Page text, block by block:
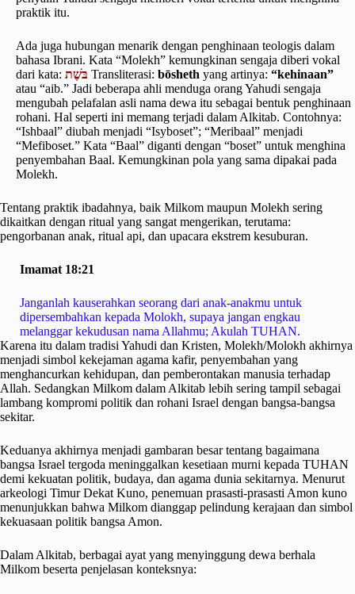
praktik itu.
Ada juga hubungan menarik dengan penghinaan teologis dalam
bahasa Ibrani. Kata “Molekh” kemungkinan sengaja diberi vokal
dari kata: בֹּשֶׁת Transliterasi: bōsheth yang artinya: “kehinaan”
atau “aib.” Jadi beberapa ahli menduga orang Yahudi sengaja
mengubah pelafalan asli nama dewa itu sebagai bentuk penghinaan
rohani. Hal seperti ini memang terjadi dalam Alkitab. Contohnya:
“Ishbaal” diubah menjadi “Isyboset”; “Meribaal” menjadi
“Mefiboset.” Kata “Baal” diganti dengan “boset” untuk menghina
penyembahan Baal. Kemungkinan pola yang sama dipakai pada
Molekh.
Tentang praktik ibadahnya, baik Milkom maupun Molekh sering
dikaitkan dengan ritual yang sangat mengerikan, terutama:
pengorbanan anak, ritual api, dan upacara ekstrem kesuburan.
Imamat 18:21
Janganlah kauserahkan seorang dari anak-anakmu untuk
dipersembahkan kepada Molokh, supaya jangan engkau
melanggar kekudusan nama Allahmu; Akulah TUHAN.
Karena itu dalam tradisi Yahudi dan Kristen, Molekh/Molokh akhirnya
menjadi simbol kekejaman agama kafir, penyembahan yang
menghancurkan kehidupan, dan pemberontakan manusia terhadap
Allah. Sedangkan Milkom dalam Alkitab lebih sering tampil sebagai
lambang kompromi politik dan rohani Israel dengan bangsa-bangsa
sekitar.
Keduanya akhirnya menjadi gambaran besar tentang bagaimana
bangsa Israel tergoda meninggalkan kesetiaan murni kepada TUHAN
demi kekuatan politik, budaya, dan agama dunia sekitarnya. Menurut
arkeologi Timur Dekat Kuno, penemuan prasasti-prasasti Amon kuno
menunjukkan bahwa Milkom dianggap pelindung kerajaan dan simbol
kekuasaan politik bangsa Amon.
Dalam Alkitab, berbagai ayat yang menyinggung dewa berhala
Milkom beserta penjelasan konteksnya: